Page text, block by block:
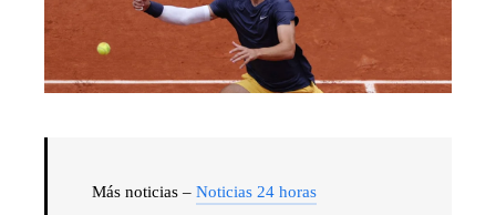
Más noticias – Noticias 24 horas